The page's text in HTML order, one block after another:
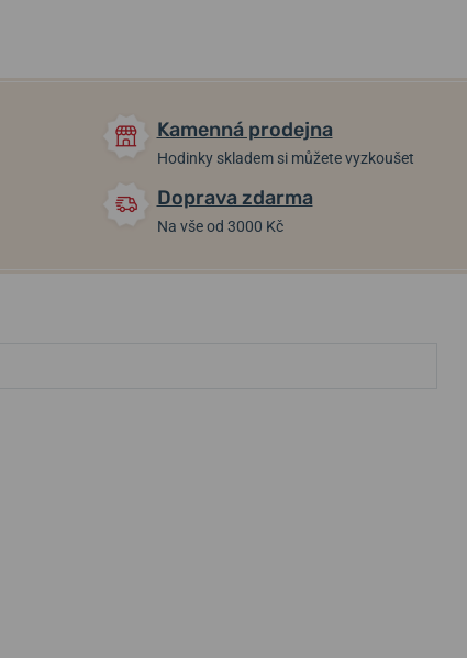
Kamenná prodejna
Hodinky skladem si můžete vyzkoušet
Doprava zdarma
Na vše od 3000 Kč